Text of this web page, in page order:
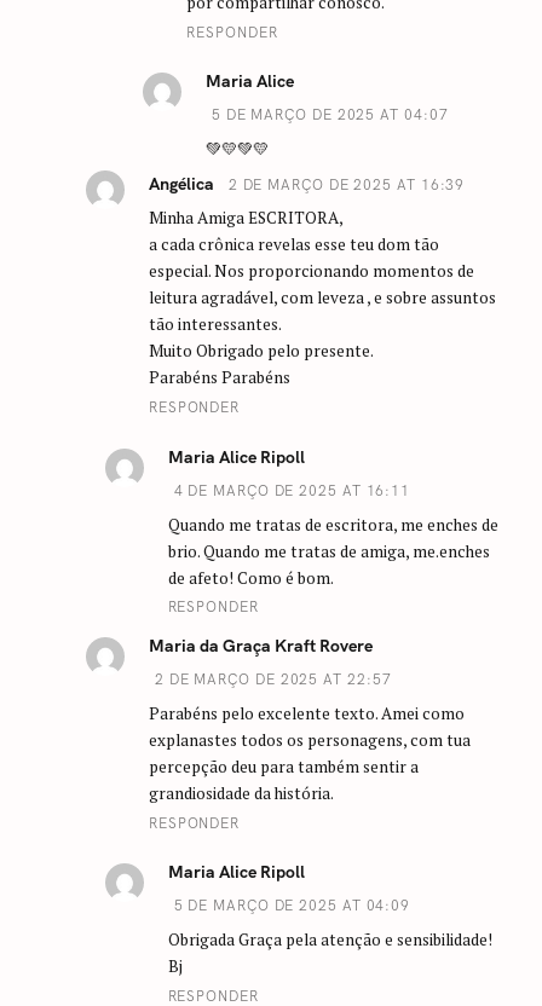
RESPONDER
Maria Alice
5 DE MARÇO DE 2025 AT 04:07
💚💛💚💛
Angélica 2 DE MARÇO DE 2025 AT 16:39
Minha Amiga ESCRITORA,
a cada crônica revelas esse teu dom tão
especial. Nos proporcionando momentos de
leitura agradável, com leveza , e sobre assuntos
tão interessantes.
Muito Obrigado pelo presente.
Parabéns Parabéns
RESPONDER
Maria Alice Ripoll
4 DE MARÇO DE 2025 AT 16:11
Quando me tratas de escritora, me enches de
brio. Quando me tratas de amiga, me.enches
de afeto! Como é bom.
RESPONDER
Maria da Graça Kraft Rovere
2 DE MARÇO DE 2025 AT 22:57
Parabéns pelo excelente texto. Amei como
explanastes todos os personagens, com tua
percepção deu para também sentir a
grandiosidade da história.
RESPONDER
Maria Alice Ripoll
5 DE MARÇO DE 2025 AT 04:09
Obrigada Graça pela atenção e sensibilidade!
Bj
RESPONDER